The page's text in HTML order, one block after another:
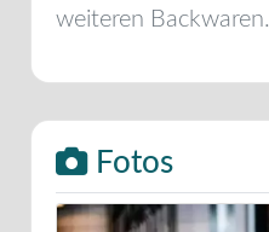
weiteren Backwaren.
Fotos